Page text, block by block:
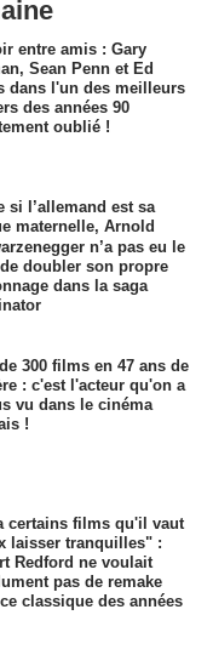
entre amis : Gary
Sean Penn et Ed
dans l'un des meilleurs
des années 90
oublié !
si l’allemand est sa
maternelle, Arnold
n’a pas eu le
doubler son propre
dans la saga
300 films en 47 ans de
: c'est l'acteur qu'on a
vu dans le cinéma
!
certains films qu'il vaut
laisser tranquilles" :
Redford ne voulait
pas de remake
classique des années